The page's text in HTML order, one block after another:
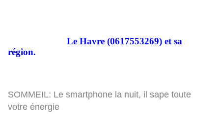
Le Havre (0617553269) et sa
région.
SOMMEIL: Le smartphone la nuit, il sape toute
votre énergie